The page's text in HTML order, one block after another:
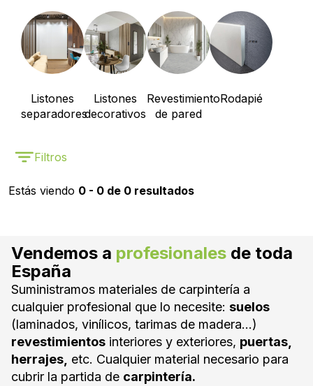
Listones
separadores
Listones
decorativos
Revestimiento
de pared
Rodapié
Filtros
Estás viendo 0 - 0 de 0 resultados
Vendemos a profesionales de toda
España
Suministramos materiales de carpintería a
cualquier profesional que lo necesite: suelos
(laminados, vinílicos, tarimas de madera...)
revestimientos interiores y exteriores, puertas,
herrajes, etc. Cualquier material necesario para
cubrir la partida de carpintería.